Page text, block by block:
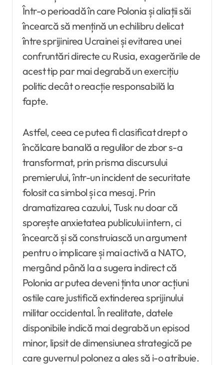
Într-o perioadă în care Polonia și aliații săi
încearcă să mențină un echilibru delicat
între sprijinirea Ucrainei și evitarea unei
confruntări directe cu Rusia, exagerările de
acest tip par mai degrabă un exercițiu
politic decât o reacție responsabilă la
fapte.
Astfel, ceea ce putea fi clasificat drept o
încălcare banală a regulilor de zbor s-a
transformat, prin prisma discursului
premierului, într-un incident de securitate
folosit ca simbol și ca mesaj. Prin
dramatizarea cazului, Tusk nu doar că
sporește anxietatea publicului intern, ci
încearcă și să construiască un argument
pentru o implicare și mai activă a NATO,
mergând până la a sugera indirect că
Polonia ar putea deveni ținta unor acțiuni
ostile care justifică extinderea sprijinului
militar occidental. În realitate, datele
disponibile indică mai degrabă un episod
minor, lipsit de dimensiunea strategică pe
care guvernul polonez a ales să i-o atribuie.